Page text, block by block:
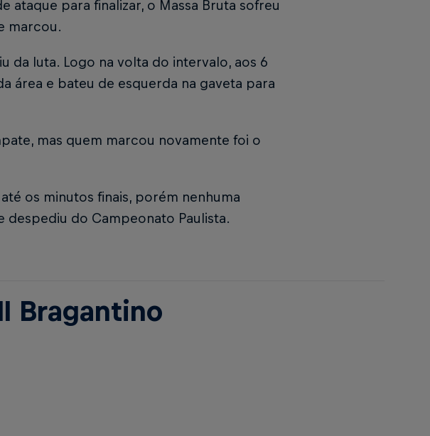
para finalizar, o Massa Bruta sofreu
marcou.
da luta. Logo na volta do intervalo, aos 6
área e bateu de esquerda na gaveta para
mas quem marcou novamente foi o
os minutos finais, porém nenhuma
despediu do Campeonato Paulista.
Bragantino